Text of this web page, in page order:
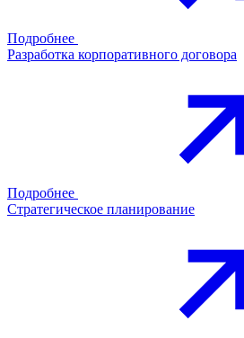
Подробнее
Разработка корпоративного договора
Подробнее
Стратегическое планирование